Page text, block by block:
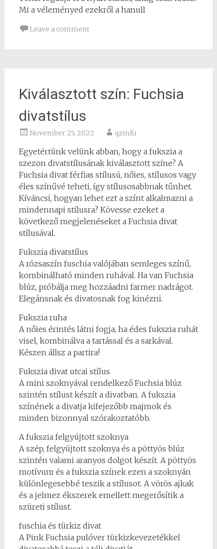
Mi a véleményed ezekről a hanull
Leave a comment
Kiválasztott szín: Fuchsia
divatstílus
November 25, 2022 qzmfu
Egyetértünk velünk abban, hogy a fukszia a
szezon divatstílusának kiválasztott színe? A
Fuchsia divat férfias stílusú, nőies, stílusos vagy
éles színűvé teheti, így stílusosabbnak tűnhet.
Kíváncsi, hogyan lehet ezt a színt alkalmazni a
mindennapi stílusra? Kövesse ezeket a
következő megjelenéseket a Fuchsia divat
stílusával.
Fukszia divatstílus
A rózsaszín fuschia valójában semleges színű,
kombinálható minden ruhával. Ha van Fuchsia
blúz, próbálja meg hozzáadni farmer nadrágot.
Elegánsnak és divatosnak fog kinézni.
Fukszia ruha
A nőies érintés látni fogja, ha édes fukszia ruhát
visel, kombinálva a tartással és a sarkával.
Készen állsz a partira!
Fukszia divat utcai stílus
A mini szoknyával rendelkező Fuchsia blúz
szintén stílust készít a divatban. A fukszia
színének a divatja kifejezőbb majmok és
minden bizonnyal szórakoztatóbb.
A fukszia felgyújtott szoknya
A szép, felgyújtott szoknya és a pöttyös blúz
szintén valami aranyos dolgot készít. A pöttyös
motívum és a fukszia színek ezen a szoknyán
különlegesebbé teszik a stílusot. A vörös ajkak
és a jelmez ékszerek emellett megerősítik a
szüreti stílust.
fuschia és türkiz divat
A Pink Fuchsia pulóver türkizkevezetékkel